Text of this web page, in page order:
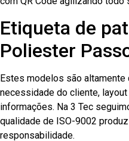
Etiqueta de
Poliester
Estes modelos são
necessidade do cliente,
informações. Na 3 Tec
qualidade de ISO-9002
responsabilidade.